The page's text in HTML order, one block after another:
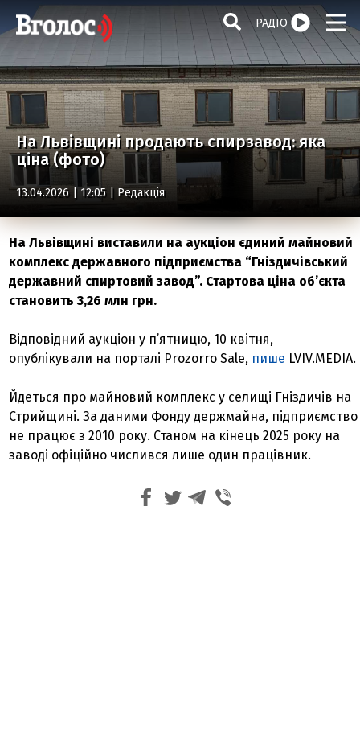
РАДІО
На Львівщині продають спирзавод: яка
ціна (фото)
13.04.2026 | 12:05 | Редакція
На Львівщині виставили на аукціон єдиний майновий
комплекс державного підприємства “Гніздичівський
державний спиртовий завод”. Стартова ціна об’єкта
становить 3,26 млн грн.
Відповідний аукціон у п’ятницю, 10 квітня,
опублікували на порталі Prozorro Sale, пише LVIV.MEDIA.
Йдеться про майновий комплекс у селищі Гніздичів на
Стрийщині. За даними Фонду держмайна, підприємство
не працює з 2010 року. Станом на кінець 2025 року на
заводі офіційно числився лише один працівник.